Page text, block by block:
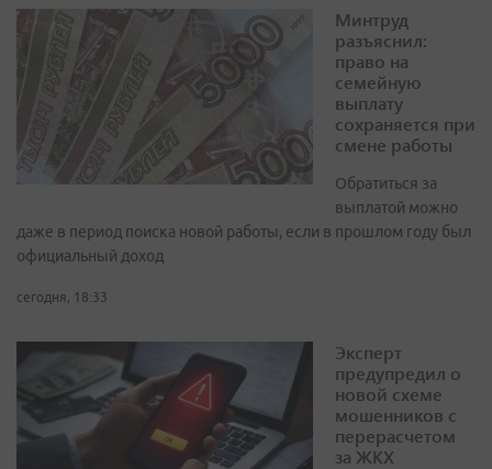
Минтруд
разъяснил:
право на
семейную
выплату
сохраняется при
смене работы
Обратиться за
выплатой можно
даже в период поиска новой работы, если в прошлом году был
официальный доход
сегодня, 18:33
Эксперт
предупредил о
новой схеме
мошенников с
перерасчетом
за ЖКХ